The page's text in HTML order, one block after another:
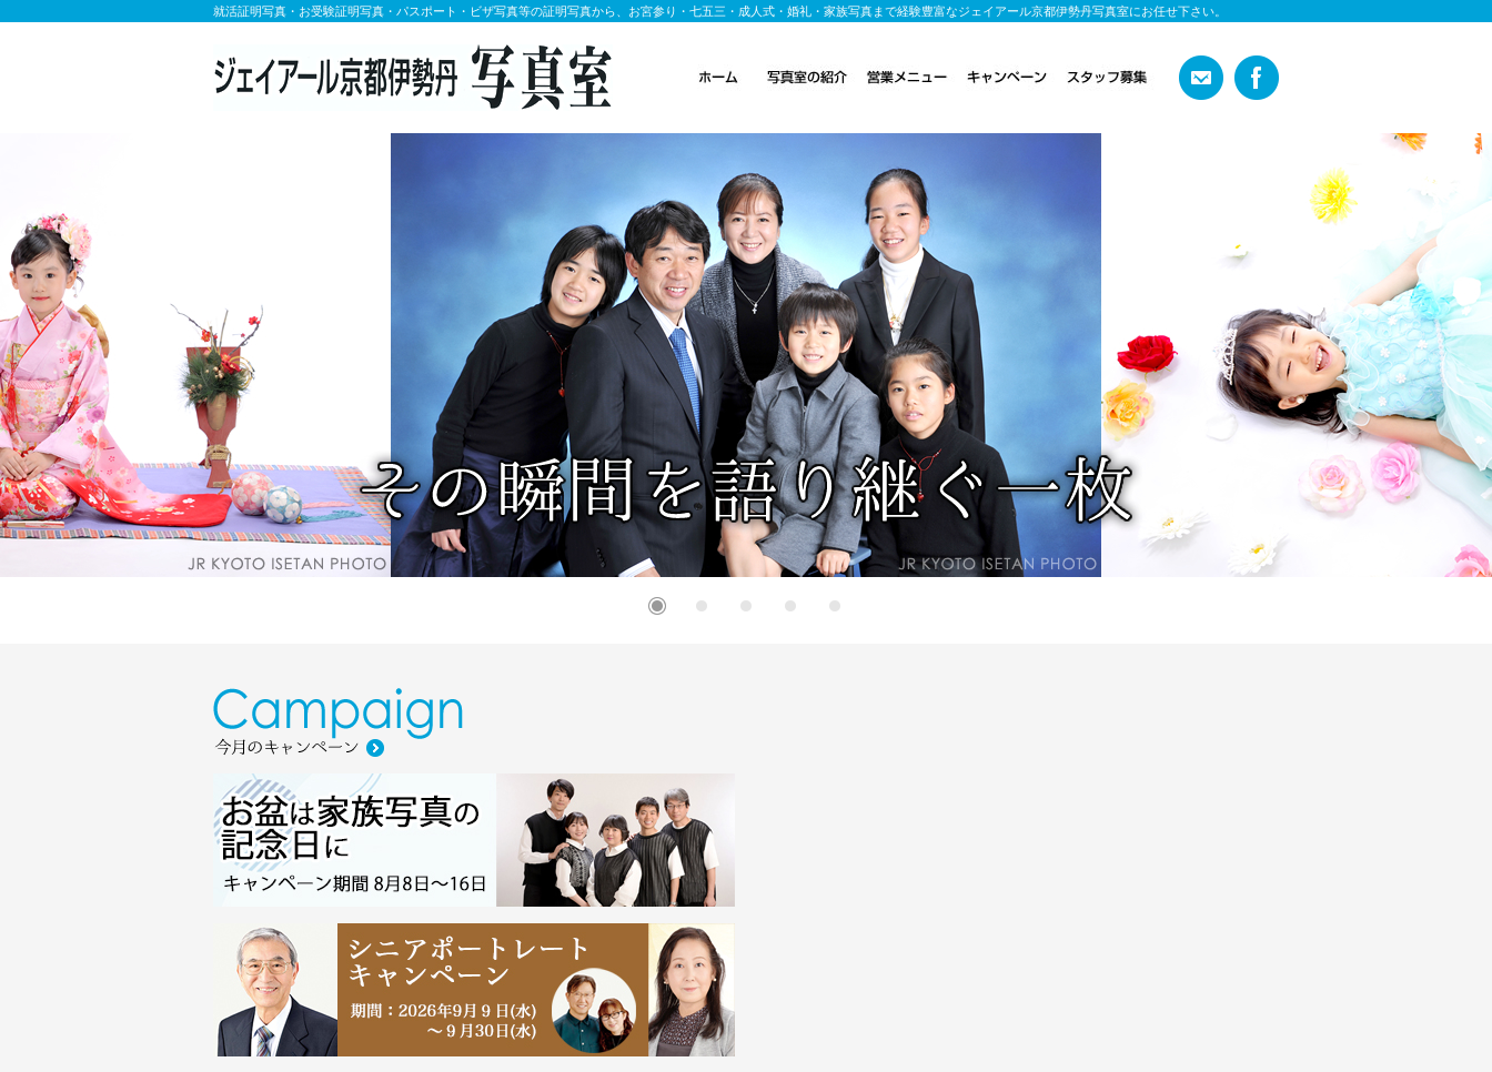
就活証明写真・お受験証明写真・パスポート・ビザ写真等の証明写真から、お宮参り・七五三・成人式・婚礼・家族写真まで経験豊富なジェイアール京都伊勢丹写真室にお任せ下さい。